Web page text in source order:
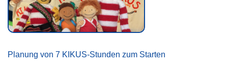
Planung von 7 KIKUS-Stunden zum Starten